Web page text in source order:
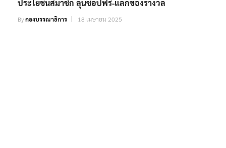
ประโยชน์สมาชิก ลุ้นช้อปฟรี-แลกของรางวัล
Byกองบรรณาธิการ 18 เมษายน 2025